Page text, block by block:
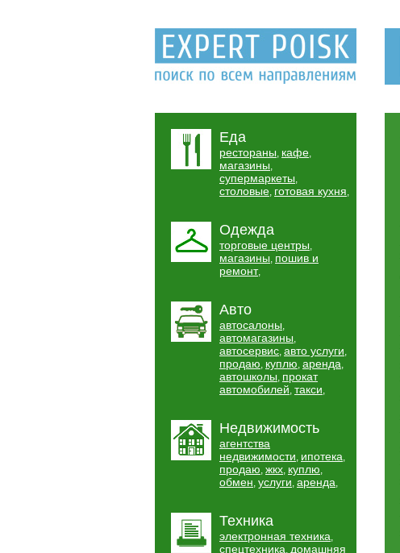
Еда
рестораны, кафе,
магазины,
супермаркеты,
столовые, готовая кухня,
Одежда
торговые центры,
магазины, пошив и
ремонт,
Авто
автосалоны,
автомагазины,
автосервис, авто услуги,
продаю, куплю, аренда,
автошколы, прокат
автомобилей, такси,
Недвижимость
агентства
недвижимости, ипотека,
продаю, жкх, куплю,
обмен, услуги, аренда,
Техника
электронная техника,
спецтехника, домашняя